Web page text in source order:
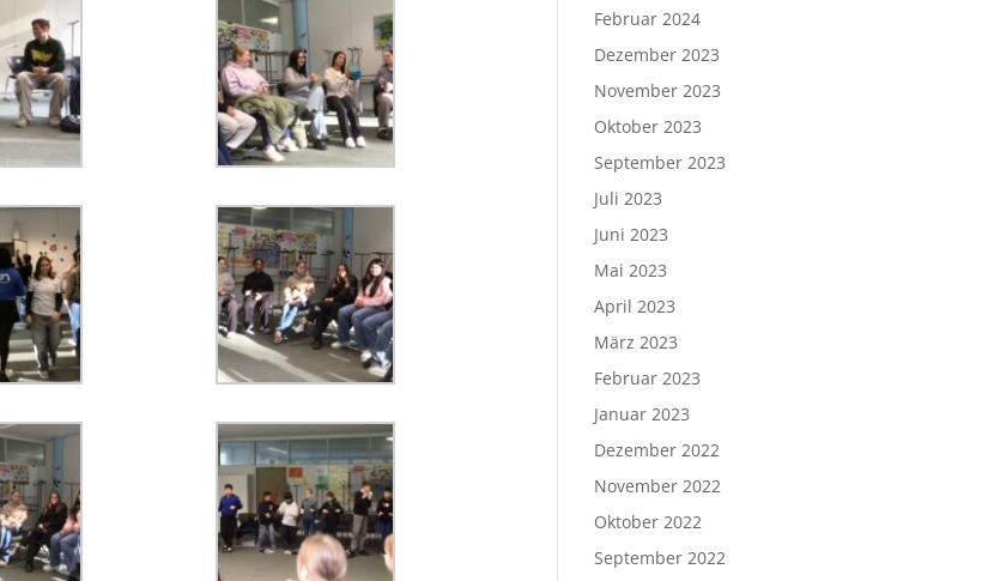
Februar 2024
Dezember 2023
November 2023
Oktober 2023
September 2023
Juli 2023
Juni 2023
Mai 2023
April 2023
März 2023
Februar 2023
Januar 2023
Dezember 2022
November 2022
Oktober 2022
September 2022